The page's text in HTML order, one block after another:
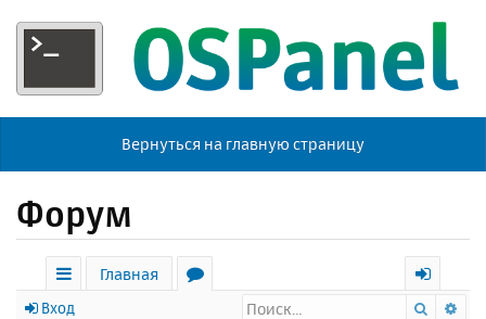
Вернуться на главную страницу
Форум
с
Главная
х
Вход Поиск